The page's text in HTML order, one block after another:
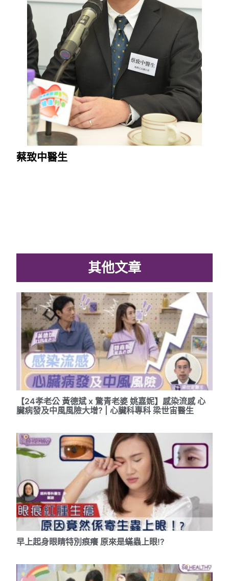
蔡致中醫生
其他文章
【24孝老公 黃德斌 x 驚青老婆 姚嘉妮】感染流感 心
臟病發及中風風險大增? | 心臟科專科 梁世宙醫生
早上起身眼睛特別痕癢 原來是蟎蟲上眼!?